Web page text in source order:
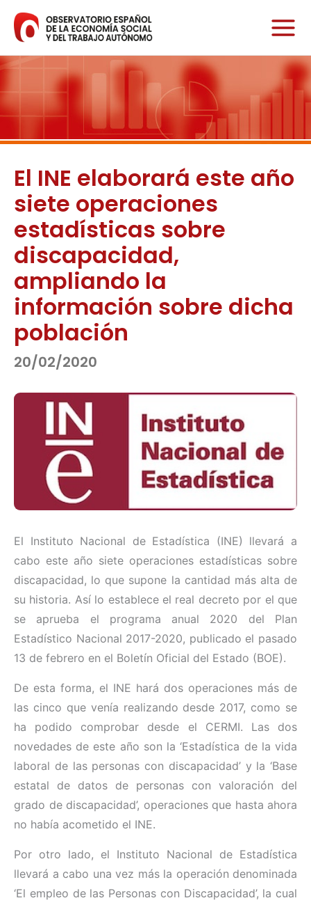
contenido
El INE elaborará este año
siete operaciones
estadísticas sobre
discapacidad,
ampliando la
información sobre dicha
población
20/02/2020
El Instituto Nacional de Estadística (INE) llevará a
cabo este año siete operaciones estadísticas sobre
discapacidad, lo que supone la cantidad más alta de
su historia. Así lo establece el real decreto por el que
se aprueba el programa anual 2020 del Plan
Estadístico Nacional 2017-2020, publicado el pasado
13 de febrero en el Boletín Oficial del Estado (BOE).
De esta forma, el INE hará dos operaciones más de
las cinco que venía realizando desde 2017, como se
ha podido comprobar desde el CERMI. Las dos
novedades de este año son la ‘Estadística de la vida
laboral de las personas con discapacidad’ y la ‘Base
estatal de datos de personas con valoración del
grado de discapacidad’, operaciones que hasta ahora
no había acometido el INE.
Por otro lado, el Instituto Nacional de Estadística
llevará a cabo una vez más la operación denominada
‘El empleo de las Personas con Discapacidad’, la cual